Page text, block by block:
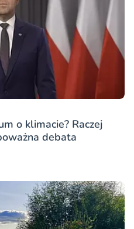
o klimacie? Raczej
debata